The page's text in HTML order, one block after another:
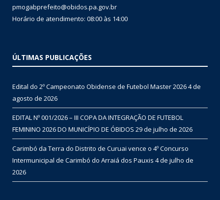
pmogabprefeito@obidos.pa.gov.br
Horário de atendimento: 08:00 às 14:00
ÚLTIMAS PUBLICAÇÕES
Edital do 2º Campeonato Obidense de Futebol Master 20264 de
agosto de 2026
EDITAL Nº 001/2026 – III COPA DA INTEGRAÇÃO DE FUTEBOL
FEMININO 2026 DO MUNICÍPIO DE ÓBIDOS 29 de julho de 2026
Carimbó da Terra do Distrito de Curuai vence o 4º Concurso
Intermunicipal de Carimbó do Arraiá dos Pauxis 4 de julho de
2026